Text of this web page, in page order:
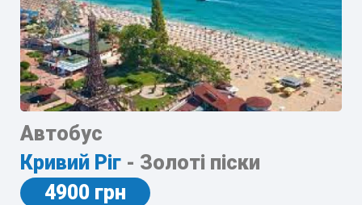
Автобус
Кривий Ріг - Золоті піски
4900 грн